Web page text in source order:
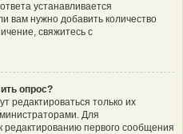
устанавливается
вам нужно добавить количество
свяжитесь с
опрос?
редактироваться только их
Для
редактированию первого сообщения